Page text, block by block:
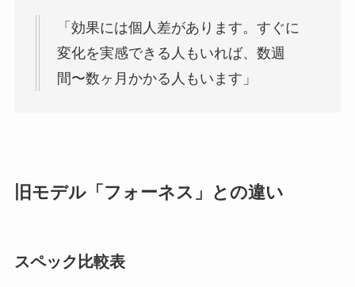
「効果には個人差があります。すぐに
変化を実感できる人もいれば、数週
間〜数ヶ月かかる人もいます」
旧モデル「フォーネス」との違い
スペック比較表